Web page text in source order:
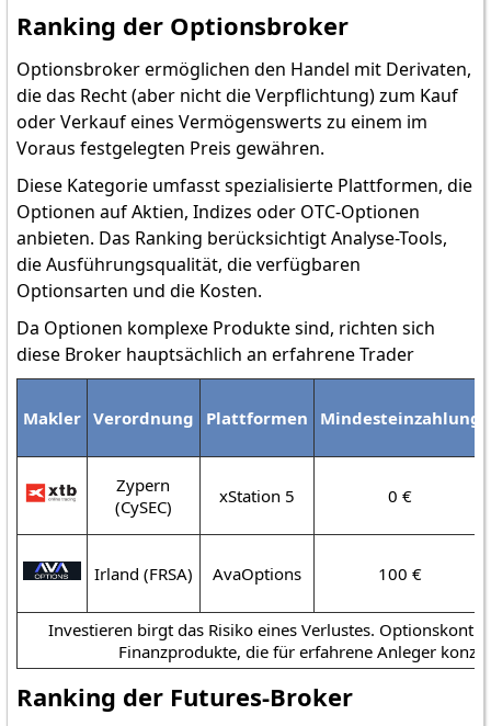
Ranking der Optionsbroker
Optionsbroker ermöglichen den Handel mit Derivaten,
die das Recht (aber nicht die Verpflichtung) zum Kauf
oder Verkauf eines Vermögenswerts zu einem im
Voraus festgelegten Preis gewähren.
Diese Kategorie umfasst spezialisierte Plattformen, die
Optionen auf Aktien, Indizes oder OTC-Optionen
anbieten. Das Ranking berücksichtigt Analyse-Tools,
die Ausführungsqualität, die verfügbaren
Optionsarten und die Kosten.
Da Optionen komplexe Produkte sind, richten sich
diese Broker hauptsächlich an erfahrene Trader
Makler Verordnung Plattformen Mindesteinzahlung
Zypern
(CySEC)
xStation 5 0 €
Irland (FRSA) AvaOptions 100 €
Investieren birgt das Risiko eines Verlustes.
Finanzprodukte, die für erfahrene Anleger
Ranking der Futures-Broker